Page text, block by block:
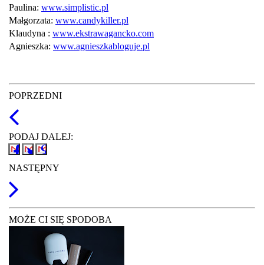
Paulina: www.simplistic.pl
Małgorzata: www.candykiller.pl
Klaudyna : www.ekstrawagancko.com
Agnieszka: www.agnieszkabloguje.pl
POPRZEDNI
PODAJ DALEJ:
NASTĘPNY
MOŻE CI SIĘ SPODOBA